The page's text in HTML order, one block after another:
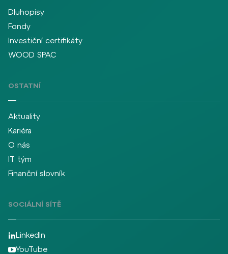
Dluhopisy
Fondy
Investiční certifikáty
WOOD SPAC
OSTATNÍ
Aktuality
Kariéra
O nás
IT tým
Finanční slovník
SOCIÁLNÍ SÍTĚ
LinkedIn
YouTube